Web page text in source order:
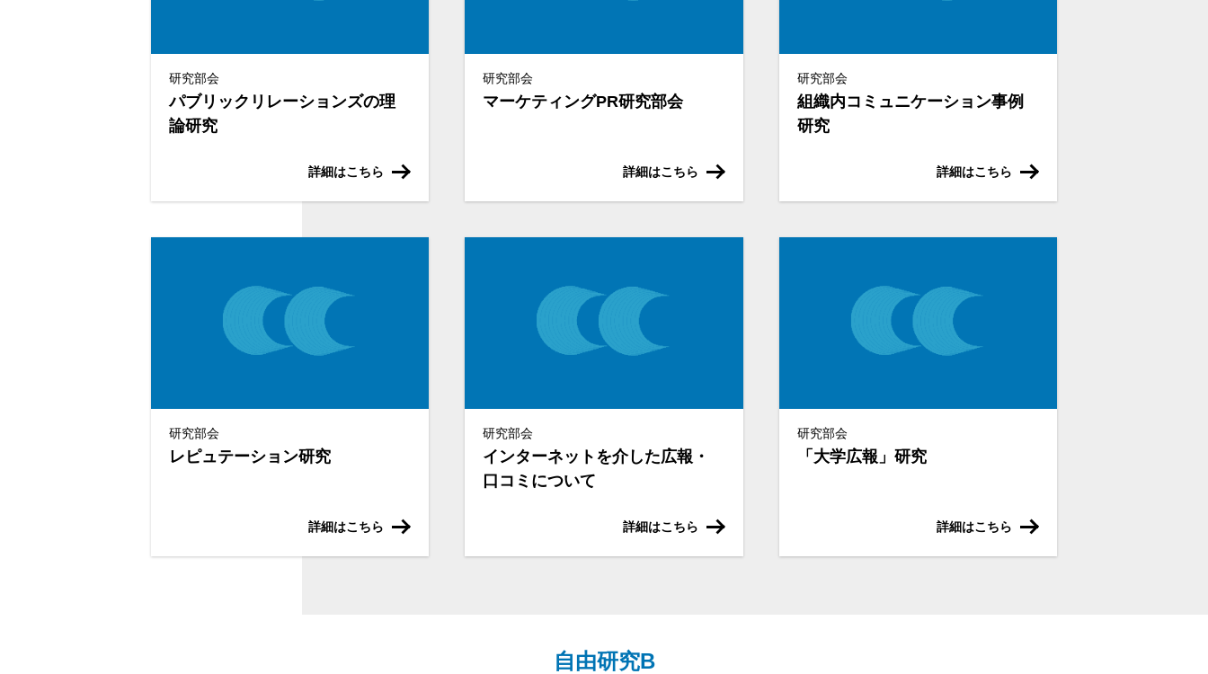
研究部会
パブリックリレーションズの理
論研究
詳細はこちら
研究部会
マーケティングPR研究部会
詳細はこちら
研究部会
組織内コミュニケーション事例
研究
詳細はこちら
研究部会
レピュテーション研究
詳細はこちら
研究部会
インターネットを介した広報・
口コミについて
詳細はこちら
研究部会
「大学広報」研究
詳細はこちら
自由研究B